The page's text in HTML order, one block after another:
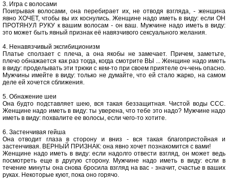
3. Игра с волосами
Поигрывая волосами, она перебирает их, не отводя взгляда, - женщина
явно ХОЧЕТ, чтобы вы их коснулись. Женщине надо иметь в виду: если ОН
ПРОТЯНУЛ РУКУ к вашим волосам - он ваш. Мужчине надо иметь в виду:
это может быть явный признак её навязчивого сексуального желания.
4. Ненавязчивый эксгибиционизм
Платье сползает с плеча, а она якобы не замечает. Причем, заметьте,
плечо обнажается как раз тогда, когда смотрите ВЫ ... Женщине надо иметь
в виду: проделывать эти трюки с кем-то при своем приятеле оч-чень опасно.
Мужчины имейте в виду: только не думайте, что ей стало жарко, на самом
деле ей хочется сближения.
5. Обнажение шеи
Она будто подставляет шею, вся такая беззащитная. Чистой воды ССС.
Женщине надо иметь в виду: ты уверена, что тебе это надо? Мужчине надо
иметь в виду: похвалите ее волосы, если чего-то хотите.
6. Застенчивая гейша
Она отводит глаза в сторону и вниз - вся такая благопристойная и
застенчивая. ВЕРНЫЙ ПРИЗНАК: она явно хочет познакомится с вами!
Женщине надо иметь в виду: если надолго отвести взгляд, он может ведь
посмотреть еще в другую сторону. Мужчине надо иметь в виду: если в
течение минуты она снова бросила взгляд на вас - значит, счастье в ваших
руках. Некоторые куют, пока оно горячо.